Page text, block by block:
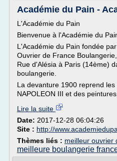
Académie du Pain -
L'Académie du Pain
Bienvenue à l'Académie du
L'Académie du Pain fondée
Ouvrier de France
Rue d'Alésia à Paris (14ème)
boulangerie.
La devanture 1900 reprend
NAPOLEON III et des
Lire la suite
Date: 2017-12-28 06:04:26
Site : http://
Thèmes liés : meilleur ouvrier
meilleure boulangerie